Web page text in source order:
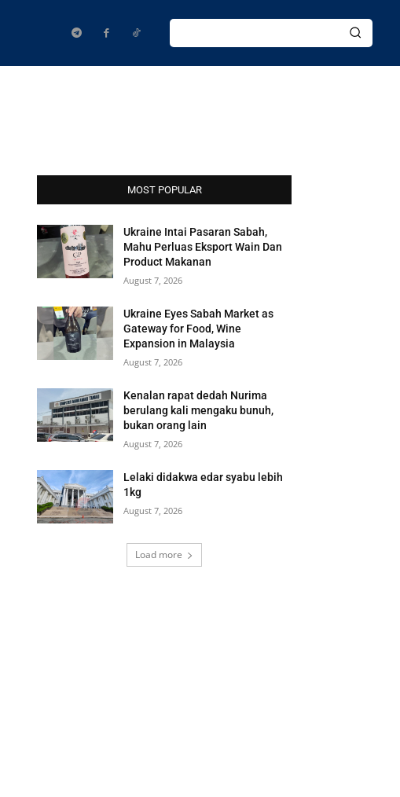
MOST POPULAR
Ukraine Intai Pasaran Sabah,
Mahu Perluas Eksport Wain Dan
Product Makanan
August 7, 2026
Ukraine Eyes Sabah Market as
Gateway for Food, Wine
Expansion in Malaysia
August 7, 2026
Kenalan rapat dedah Nurima
berulang kali mengaku bunuh,
bukan orang lain
August 7, 2026
Lelaki didakwa edar syabu lebih
1kg
August 7, 2026
Load more